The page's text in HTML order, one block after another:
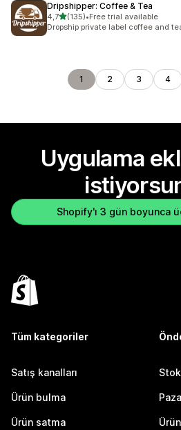
Dripshipper: Coffee & Tea
4,75 yıldız üzerinden
(135)
toplam 135 değerlendirme
•Free trial available
Dropship private label coffee and
1 2 3 4
Uygulama
Shopify'ı 3 gün boyunca
Tüm kategoriler
Satış kanalları
Ürün bulma
Ürün satma